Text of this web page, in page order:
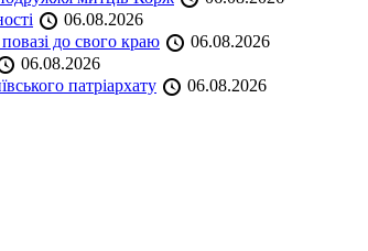
06.08.2026
до свого краю
06.08.2026
06.08.2026
патріархату
06.08.2026